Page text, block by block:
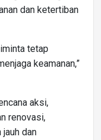
dan ketertiban
tetap
keamanan,”
aksi,
renovasi,
dan